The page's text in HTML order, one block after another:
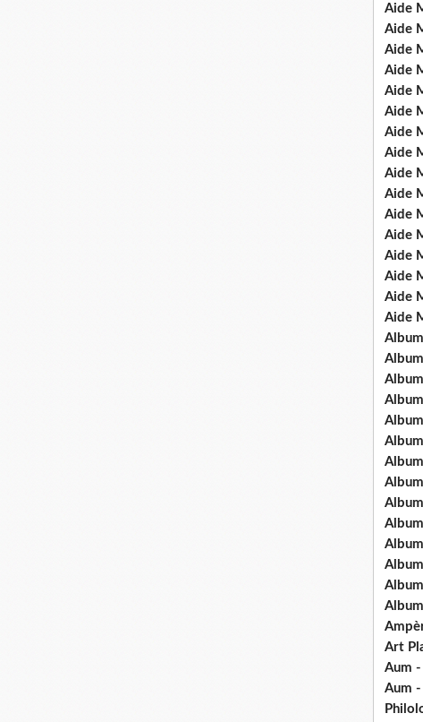
Aide
Aide
Aide
Aide
Aide
Aide
Aide
Aide
Aide
Aide
Aide
Aide
Aide
Aide
Aide
Aide
Art
Aum
Aum